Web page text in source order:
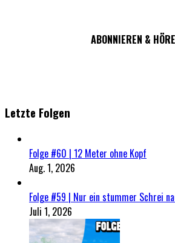
ABONNIEREN &
Letzte Folgen
Folge #60 | 12 Meter ohne Kopf
Aug. 1, 2026
Folge #59 | Nur ein stummer Schrei
Juli 1, 2026